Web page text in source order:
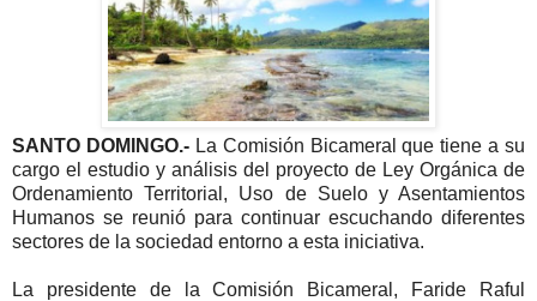
SANTO DOMINGO.- La Comisión Bicameral que tiene a su
cargo el estudio y análisis del proyecto de Ley Orgánica de
Ordenamiento Territorial, Uso de Suelo y Asentamientos
Humanos se reunió para continuar escuchando diferentes
sectores de la sociedad entorno a esta iniciativa.
La presidente de la Comisión Bicameral, Faride Raful